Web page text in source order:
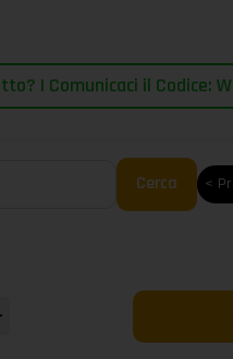
| Comunicaci il Codice:
Cerca <